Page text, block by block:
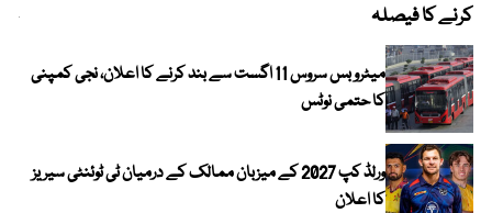
کرنے کا فیصلہ
میٹرو بس سروس 11 اگست سے بند کرنے کا اعلان، نجی کمپنی
کا حتمی نوٹس
ورلڈ کپ 2027 کے میزبان ممالک کے درمیان ٹی ٹوئنٹی سیریز
کا اعلان